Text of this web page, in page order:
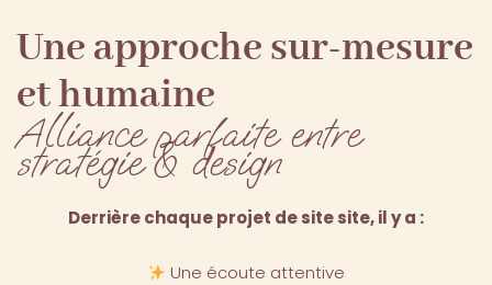
Une approche sur-mesure
et humaine
Alliance parfaite entre
stratégie & design
Derrière chaque projet de site site, il y a :
Une écoute attentive